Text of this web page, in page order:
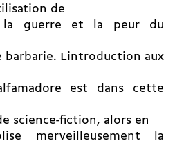
de
la guerre et la peur du
Lintroduction aux
est dans cette
science-fiction, alors en
merveilleusement la